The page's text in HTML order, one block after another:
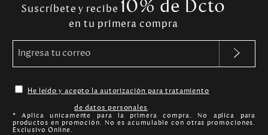
Suscríbete y recibe 10% de Dcto
en tu primera compra
He leído y acepto la autorización para tratamiento
de datos personales.
* Aplica unicamente para la primera compra. No aplica para
productos en promoción. No es acumulable con otras promociones.
Exclusivo Online.